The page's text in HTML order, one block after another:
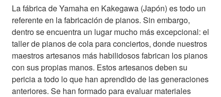
La fábrica de Yamaha en Kakegawa (Japón) es todo un
referente en la fabricación de pianos. Sin embargo,
dentro se encuentra un lugar mucho más excepcional: el
taller de pianos de cola para conciertos, donde nuestros
maestros artesanos más habilidosos fabrican los pianos
con sus propias manos. Estos artesanos deben su
pericia a todo lo que han aprendido de las generaciones
anteriores. Se han formado para evaluar materiales